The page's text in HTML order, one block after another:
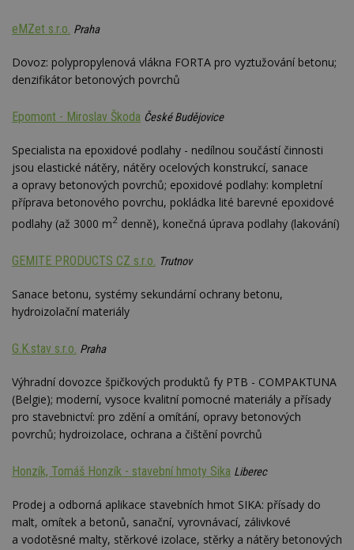
eMZet s.r.o. Praha
Dovoz: polypropylenová vlákna FORTA pro vyztužování betonu;
denzifikátor betonových povrchů
Epomont - Miroslav Škoda České Budějovice
Specialista na epoxidové podlahy - nedílnou součástí činnosti
jsou elastické nátěry, nátěry ocelových konstrukcí, sanace
a opravy betonových povrchů; epoxidové podlahy: kompletní
příprava betonového povrchu, pokládka lité barevné epoxidové
podlahy (až 3000 m2 denně), konečná úprava podlahy (lakování)
GEMITE PRODUCTS CZ s.r.o. Trutnov
Sanace betonu, systémy sekundární ochrany betonu,
hydroizolační materiály
G.K.stav s.r.o. Praha
Výhradní dovozce špičkových produktů fy PTB - COMPAKTUNA
(Belgie); moderní, vysoce kvalitní pomocné materiály a přísady
pro stavebnictví: pro zdění a omítání, opravy betonových
povrchů; hydroizolace, ochrana a čištění povrchů
Honzík, Tomáš Honzík - stavební hmoty Sika Liberec
Prodej a odborná aplikace stavebních hmot SIKA: přísady do
malt, omítek a betonů, sanační, vyrovnávací, zálivkové
a vodotěsné malty, stěrkové izolace, stěrky a nátěry betonových